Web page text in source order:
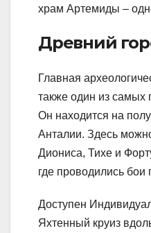
храм Артемиды –
Древний
Главная
также один из самых
Он находится на
Анталии. Здесь
Диониса, Тихе и
где проводились бои
Доступен
Яхтенный круиз